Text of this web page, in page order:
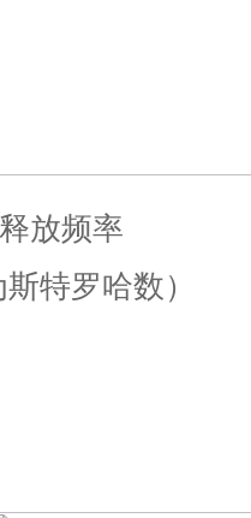
放频率
特罗哈数）